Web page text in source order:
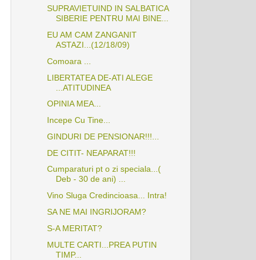
SUPRAVIETUIND IN SALBATICA
SIBERIE PENTRU MAI BINE...
EU AM CAM ZANGANIT
ASTAZI...(12/18/09)
Comoara ...
LIBERTATEA DE-ATI ALEGE
...ATITUDINEA
OPINIA MEA...
Incepe Cu Tine...
GINDURI DE PENSIONAR!!!...
DE CITIT- NEAPARAT!!!
Cumparaturi pt o zi speciala...(
Deb - 30 de ani) ...
Vino Sluga Credincioasa... Intra!
SA NE MAI INGRIJORAM?
S-A MERITAT?
MULTE CARTI...PREA PUTIN
TIMP...